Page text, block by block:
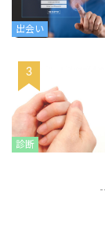
出会い
診断